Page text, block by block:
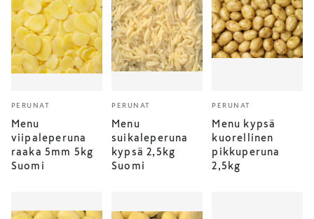
PERUNAT
Menu
viipaleperuna
raaka 5mm 5kg
Suomi
PERUNAT
Menu
suikaleperuna
kypsä 2,5kg
Suomi
PERUNAT
Menu kypsä
kuorellinen
pikkuperuna
2,5kg